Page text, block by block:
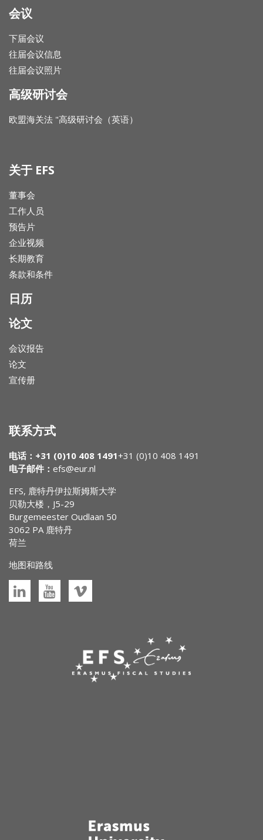
会议
下届会议
往届会议信息
往届会议照片
高级研讨会
欧盟海关法 "高级研讨会（英语）
关于 EFS
董事会
工作人员
预告片
企业视频
长期教育
条款和条件
日历
论文
会议报告
论文
宣传册
联系方式
电话：+31 (0)10 408 1491+31 (0)10 408 1491
电子邮件： efs@eur.nl
EFS, 鹿特丹伊拉斯姆斯大学
贝勒大楼，J5-29
Burgemeester Oudlaan 50
3062 PA 鹿特丹
荷兰
地图和路线